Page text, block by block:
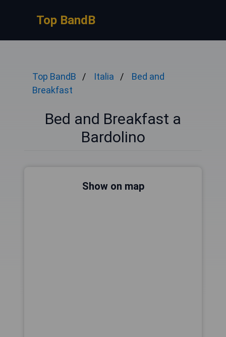
Top BandB
Top BandB Italia
Bed and
Breakfast
Bed and Breakfast a
Bardolino
Show on map